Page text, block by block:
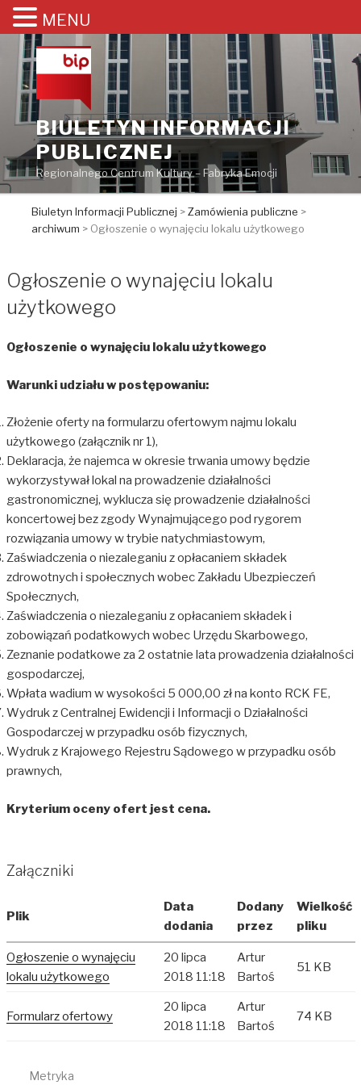
Przejdź
treści
BIULETYN INFORMACJI
PUBLICZNEJ
Regionalnego Centrum Kultury – Fabryka Emocji
Biuletyn Informacji Publicznej >Zamówienia publiczne >
archiwum > Ogłoszenie o wynajęciu lokalu użytkowego
Ogłoszenie o wynajęciu lokalu
użytkowego
Ogłoszenie o wynajęciu lokalu użytkowego
Warunki udziału w postępowaniu:
Złożenie oferty na formularzu ofertowym najmu lokalu
użytkowego (załącznik nr 1),
Deklaracja, że najemca w okresie trwania umowy będzie
wykorzystywał lokal na prowadzenie działalności
gastronomicznej, wyklucza się prowadzenie działalności
koncertowej bez zgody Wynajmującego pod rygorem
rozwiązania umowy w trybie natychmiastowym,
Zaświadczenia o niezaleganiu z opłacaniem składek
zdrowotnych i społecznych wobec Zakładu Ubezpieczeń
Społecznych,
Zaświadczenia o niezaleganiu z opłacaniem składek i
zobowiązań podatkowych wobec Urzędu Skarbowego,
Zeznanie podatkowe za 2 ostatnie lata prowadzenia działalności
gospodarczej,
Wpłata wadium w wysokości 5 000,00 zł na konto RCK FE,
Wydruk z Centralnej Ewidencji i Informacji o Działalności
Gospodarczej w przypadku osób fizycznych,
Wydruk z Krajowego Rejestru Sądowego w przypadku osób
prawnych,
Kryterium oceny ofert jest cena.
Załączniki
Plik
Data
dodania
Dodany
przez
Wielkość
pliku
Ogłoszenie o wynajęciu
lokalu użytkowego
20 lipca
2018 11:18
Artur
Bartoś
51 KB
Formularz ofertowy
20 lipca
2018 11:18
Artur
Bartoś
74 KB
Metryka
MENU